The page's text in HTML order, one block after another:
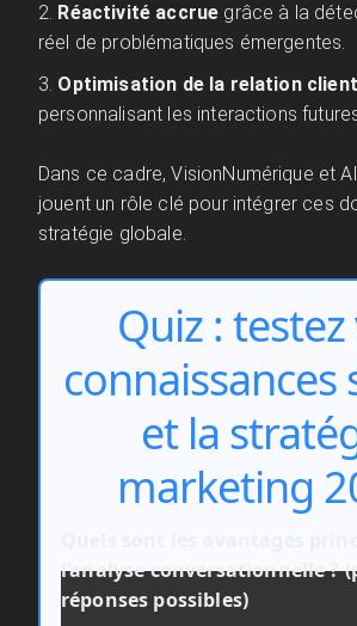
Réactivité accrue grâce à la
réel de problématiques émergentes.
Optimisation de la relation client
personnalisant les interactions
Dans ce cadre, VisionNumérique et
jouent un rôle clé pour intégrer ces
stratégie globale.
Quiz : testez
connaissances
et la
marketing
l’analyse conversationnelle ?
réponses possibles)